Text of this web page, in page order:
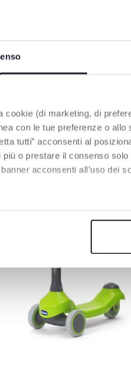
cookie (di marketing, di
con le tue preferenze o
tutti” acconsenti al
più o prestare il consenso
acconsenti all’uso dei
il clacson
PRODOTTI